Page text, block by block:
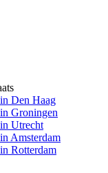
Den Haag
Groningen
Utrecht
Amsterdam
Rotterdam